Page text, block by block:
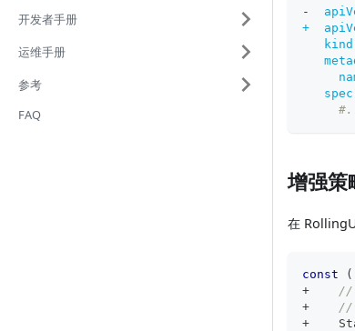
开发者手册
运维手册
参考
FAQ
-
+
kind
spec
增强策
在
const
(
+
//
+
//
+